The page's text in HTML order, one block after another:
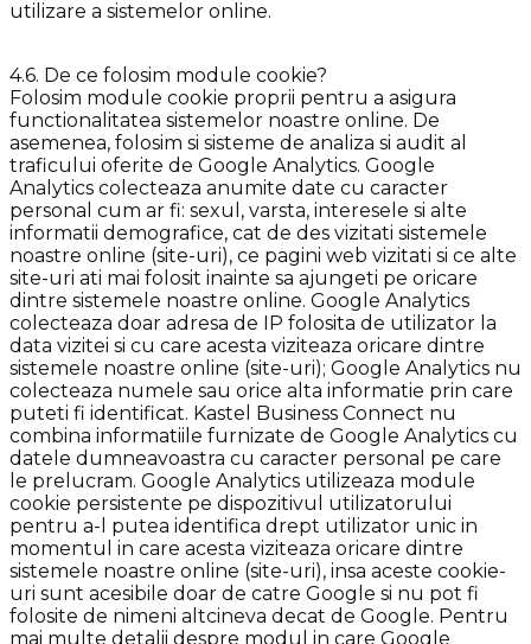
utilizare a sistemelor online.
4.6. De ce folosim module cookie?
Folosim module cookie proprii pentru a asigura
functionalitatea sistemelor noastre online. De
asemenea, folosim si sisteme de analiza si audit al
traficului oferite de Google Analytics. Google
Analytics colecteaza anumite date cu caracter
personal cum ar fi: sexul, varsta, interesele si alte
informatii demografice, cat de des vizitati sistemele
noastre online (site-uri), ce pagini web vizitati si ce alte
site-uri ati mai folosit inainte sa ajungeti pe oricare
dintre sistemele noastre online. Google Analytics
colecteaza doar adresa de IP folosita de utilizator la
data vizitei si cu care acesta viziteaza oricare dintre
sistemele noastre online (site-uri); Google Analytics nu
colecteaza numele sau orice alta informatie prin care
puteti fi identificat. Kastel Business Connect nu
combina informatiile furnizate de Google Analytics cu
datele dumneavoastra cu caracter personal pe care
le prelucram. Google Analytics utilizeaza module
cookie persistente pe dispozitivul utilizatorului
pentru a-l putea identifica drept utilizator unic in
momentul in care acesta viziteaza oricare dintre
sistemele noastre online (site-uri), insa aceste cookie-
uri sunt acesibile doar de catre Google si nu pot fi
folosite de nimeni altcineva decat de Google. Pentru
mai multe detalii despre modul in care Google